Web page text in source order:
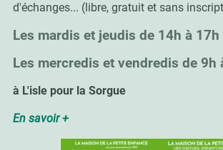
d'échanges... (libre, gratuit et sans
Les mardis et jeudis de 14h à 17h
Les mercredis et vendredis de 9h
à L'isle pour la Sorgue
En savoir +